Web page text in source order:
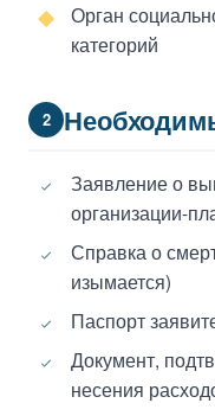
Орган
категорий
2
Заявление о
организации-
Справка о
изымается)
Паспорт
Документ,
несения